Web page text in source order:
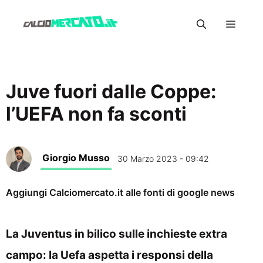
Menu
Juve fuori dalle Coppe:
l’UEFA non fa sconti
Giorgio Musso 30 Marzo 2023 - 09:42
Aggiungi Calciomercato.it alle fonti di google news
La Juventus in bilico sulle inchieste extra
campo: la Uefa aspetta i responsi della